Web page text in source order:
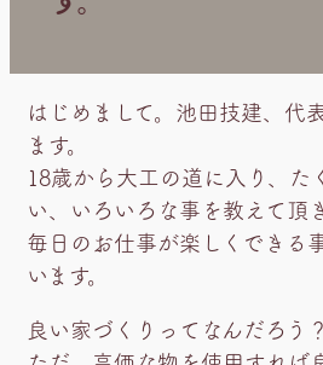
はじめまして。池田技建、代
ます。
18歳から大工の道に入り、た
い、いろいろな事を教えて頂
毎日のお仕事が楽しくできる
います。
良い家づくりってなんだろう？